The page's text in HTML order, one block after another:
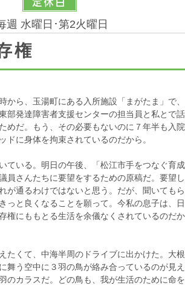
週 水曜日･第2火曜日
権
ら、玉湯町にある入所施設「まがたま」で、
部発達障害者支援センターの担当員と私とで話
めだ。もう、その必要もないのに７年半も入院
ドに身体を拘束されているのだから。
ている。明日の午後、「松江市手をつなぐ育成
員さんたちに要望をするための原稿だ。要望し
が通るわけではないと思う。だが、聞いてもら
っと良くなることを願って。今私の息子は、日
権にももとる生活を余儀なくされているのだか
たくて、中海半周のドライブに出かけた。大根
舞う空中に３羽の鳥が絡み合っているのが見え
のカラスだ。どの鳥も、我が生活のために命を